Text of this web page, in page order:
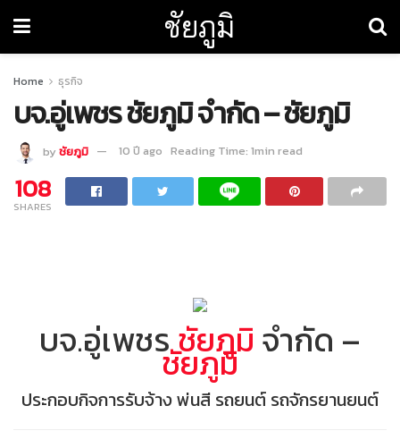
ชัยภูมิ
Home ธุรกิจ
บจ.อู่เพชร ชัยภูมิ จำกัด – ชัยภูมิ
by ชัยภูมิ 10 ปี ago Reading Time: 1min read
108
SHARES
บจ.อู่เพชรชัยภูมิ จำกัด –
ชัยภูมิ
ประกอบกิจการรับจ้าง พ่นสี รถยนต์ รถจักรยานยนต์